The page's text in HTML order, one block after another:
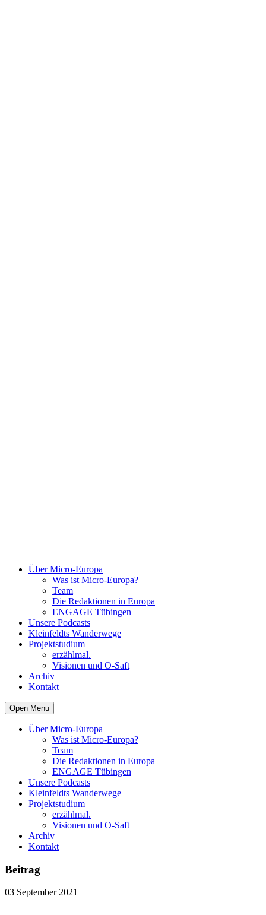
Über Micro-Europa
Was ist Micro-Europa?
Team
Die Redaktionen in Europa
ENGAGE Tübingen
Unsere Podcasts
Kleinfeldts Wanderwege
Projektstudium
erzählmal.
Visionen und O-Saft
Archiv
Kontakt
Open Menu
Über Micro-Europa
Was ist Micro-Europa?
Team
Die Redaktionen in Europa
ENGAGE Tübingen
Unsere Podcasts
Kleinfeldts Wanderwege
Projektstudium
erzählmal.
Visionen und O-Saft
Archiv
Kontakt
Beitrag
03 September 2021